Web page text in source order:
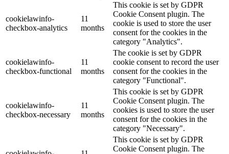
cookielawinfo-
checkbox-analytics
11
months
This cookie is set by GDPR
Cookie Consent plugin. The
cookie is used to store the user
consent for the cookies in the
category "Analytics".
cookielawinfo-
checkbox-functional
11
months
The cookie is set by GDPR
cookie consent to record the user
consent for the cookies in the
category "Functional".
cookielawinfo-
checkbox-necessary
11
months
This cookie is set by GDPR
Cookie Consent plugin. The
cookies is used to store the user
consent for the cookies in the
category "Necessary".
This cookie is set by GDPR
Cookie Consent plugin. The